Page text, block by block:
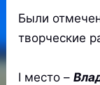
Были
творческие
I место –